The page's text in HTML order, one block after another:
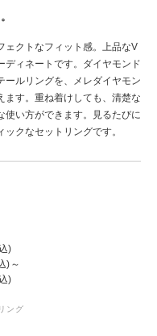
ェクトなフィット感。上品なV
ディネートです。ダイヤモンド
ールリングを、メレダイヤモン
ます。重ね着けしても、清楚な
使い方ができます。見るたびに
クなセットリングです。
)
)～
)
ング